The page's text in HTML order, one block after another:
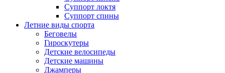
Суппорт локтя
Суппорт спины
Летние виды спорта
Беговелы
Гироскутеры
Детские велосипеды
Детские машины
Джамперы